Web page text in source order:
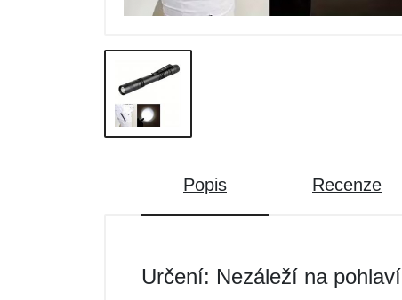
Popis Recenze
Určení: Nezáleží na pohlaví